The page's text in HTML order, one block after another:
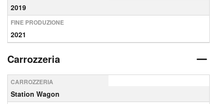
2019
FINE PRODUZIONE
2021
Carrozzeria
CARROZZERIA
Station Wagon